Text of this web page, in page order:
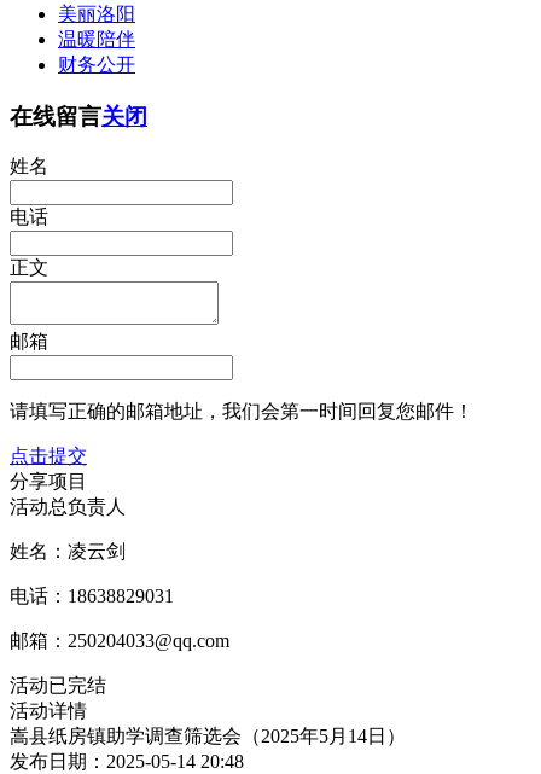
美丽洛阳
温暖陪伴
财务公开
在线留言关闭
姓名
电话
正文
邮箱
请填写正确的邮箱地址，我们会第一时间回复您邮件！
点击提交
分享项目
活动总负责人
姓名：凌云剑
电话：18638829031
邮箱：250204033@qq.com
活动已完结
活动详情
嵩县纸房镇助学调查筛选会（2025年5月14日）
发布日期：2025-05-14 20:48